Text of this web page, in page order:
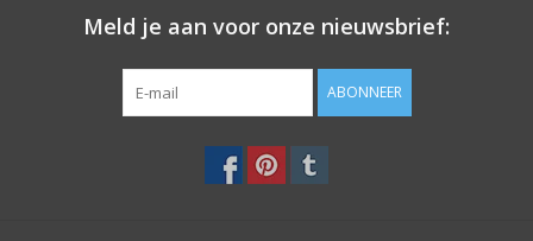
Meld je aan voor onze nieuwsbrief:
ABONNEER